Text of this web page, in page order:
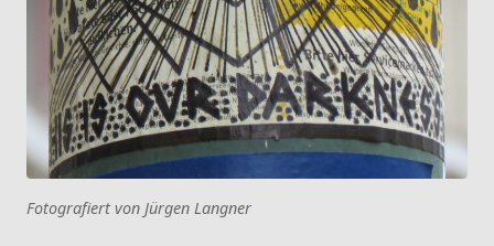
Fotografiert von Jürgen Langner